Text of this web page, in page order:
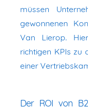
müssen
gewonnenen
Van Lierop.
richtigen KPIs zu
einer
Der ROI von